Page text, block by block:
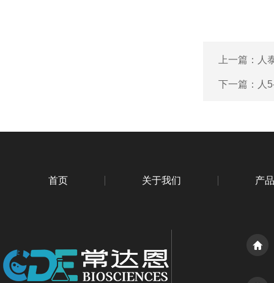
上一篇： 人
下一篇： 人
首页 关于我们 产